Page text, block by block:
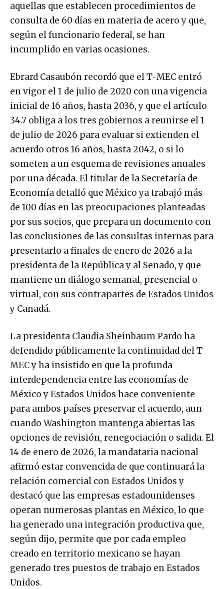
aquellas que establecen procedimientos de
consulta de 60 días en materia de acero y que,
según el funcionario federal, se han
incumplido en varias ocasiones.
Ebrard Casaubón recordó que el T-MEC entró
en vigor el 1 de julio de 2020 con una vigencia
inicial de 16 años, hasta 2036, y que el artículo
34.7 obliga a los tres gobiernos a reunirse el 1
de julio de 2026 para evaluar si extienden el
acuerdo otros 16 años, hasta 2042, o si lo
someten a un esquema de revisiones anuales
por una década. El titular de la Secretaría de
Economía detalló que México ya trabajó más
de 100 días en las preocupaciones planteadas
por sus socios, que prepara un documento con
las conclusiones de las consultas internas para
presentarlo a finales de enero de 2026 a la
presidenta de la República y al Senado, y que
mantiene un diálogo semanal, presencial o
virtual, con sus contrapartes de Estados Unidos
y Canadá.
La presidenta Claudia Sheinbaum Pardo ha
defendido públicamente la continuidad del T-
MEC y ha insistido en que la profunda
interdependencia entre las economías de
México y Estados Unidos hace conveniente
para ambos países preservar el acuerdo, aun
cuando Washington mantenga abiertas las
opciones de revisión, renegociación o salida. El
14 de enero de 2026, la mandataria nacional
afirmó estar convencida de que continuará la
relación comercial con Estados Unidos y
destacó que las empresas estadounidenses
operan numerosas plantas en México, lo que
ha generado una integración productiva que,
según dijo, permite que por cada empleo
creado en territorio mexicano se hayan
generado tres puestos de trabajo en Estados
Unidos.